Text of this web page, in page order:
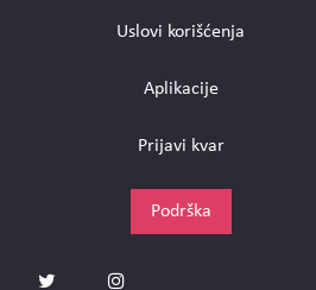
Uslovi korišćenja
Aplikacije
Prijavi kvar
Podrška